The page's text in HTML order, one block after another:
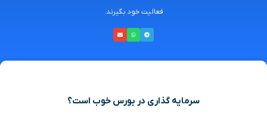
فعالیت خود بگیرند.
سرمایه گذاری در بورس خوب است؟